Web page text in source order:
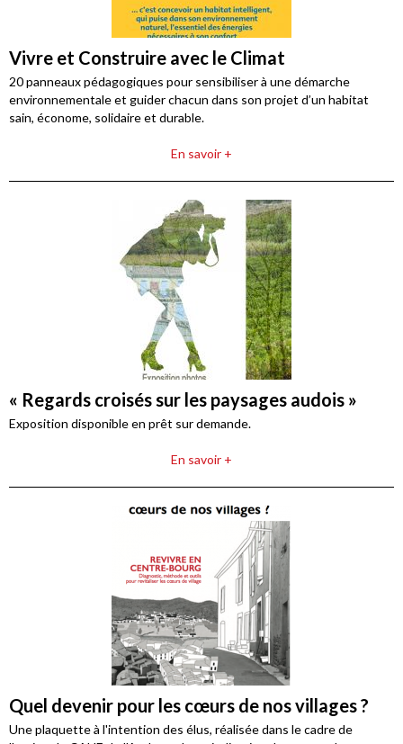
Vivre et Construire avec le Climat
20 panneaux pédagogiques pour sensibiliser à une démarche
environnementale et guider chacun dans son projet d’un habitat
sain, économe, solidaire et durable.
En savoir +
« Regards croisés sur les paysages audois »
Exposition disponible en prêt sur demande.
En savoir +
Quel devenir pour les cœurs de nos villages ?
Une plaquette à l'intention des élus, réalisée dans le cadre de